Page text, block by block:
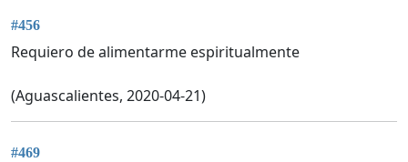
#456
Requiero de alimentarme espiritualmente
(Aguascalientes, 2020-04-21)
#469